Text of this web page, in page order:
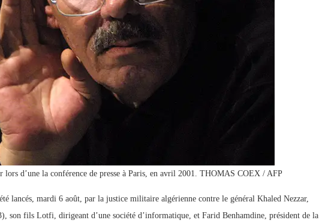
lors d’une la conférence de presse à Paris, en avril 2001. THOMAS COEX / AFP
lancés, mardi 6 août, par la justice militaire algérienne contre le général Khaled Nezzar,
son fils Lotfi, dirigeant d’une société d’informatique, et Farid Benhamdine, président de la